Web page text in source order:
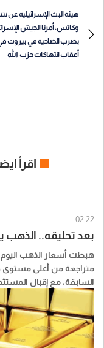
هيئة البث الإسرائيلية عن
وكاتس: أمرنا الجيش
بضرب الضاحية في بيروت
أعقاب انتهاكات حزب الله
اقرأ
02:22
بعد تحليقه..
متراجعة من أعلى
السابقة، مع إقبال
الأميركية لاستشراف